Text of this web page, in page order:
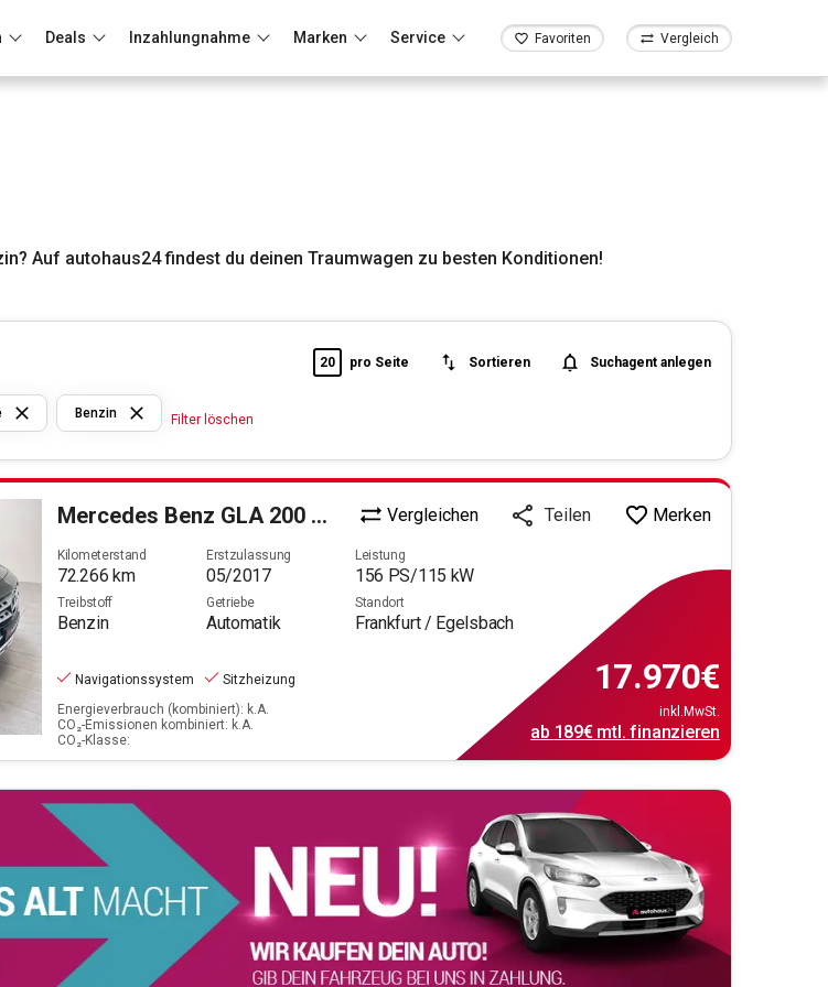
Deals Inzahlungnahme Marken Service Favoriten Vergleich
Auf autohaus24 findest du deinen Traumwagen zu besten Konditionen!
Benz
Benzin
Filter löschen
20 pro Seite Sortieren Suchagent anlegen
Benzin Filter löschen
Mercedes Benz GLA 200 Urban Vergleichen Teilen Merken
Kilometerstand
72.266 km
Erstzulassung
05/2017
Leistung
156 PS/115 kW
Treibstoff
Benzin
Getriebe
Automatik
Standort
Frankfurt / Egelsbach
Navigationssystem
Sitzheizung
Energieverbrauch (kombiniert): k.A.
CO₂-Emissionen kombiniert: k.A.
CO₂-Klasse:
17.970€
inkl.MwSt.
ab 189€mtl. finanzieren